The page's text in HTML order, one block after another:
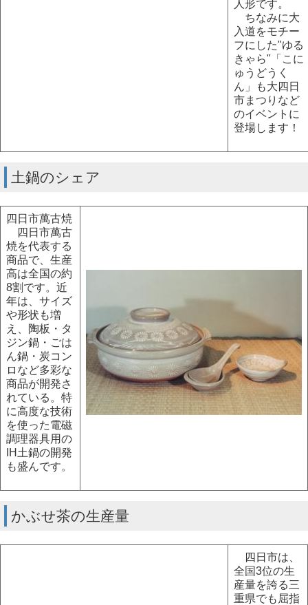
人形です。
ちなみに大
入道をモチー
フにした"ゆる
きゃら"「こに
ゅうどうく
ん」も大四日
市まつりなど
のイベントに
登場します！
土鍋のシェア
四日市萬古焼
四日市萬古
焼を代表する
商品で、生産
高は全国の約
8割です。近
年は、サイズ
や形状も増
え、陶板・タ
ジン鍋・ごは
ん鍋・炭コン
ロなど多彩な
商品が開発さ
れている。特
に高度な技術
を使った電磁
調理器具用の
IH土鍋の開発
も盛んです。
かぶせ茶の生産量
四日市は、
全国3位の生
産量を誇る三
重県でも屈指